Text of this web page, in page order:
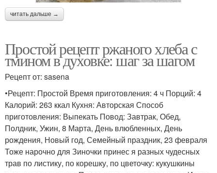
читать дальше →
Простой рецепт ржаного хлеба с
тмином в духовке: шаг за шагом
Рецепт от: sasena
•Рецепт: Простой Время приготовления: 4 ч Порций: 4
Калорий: 263 ккал Кухня: Авторская Способ
приготовления: Выпекать Повод: Завтрак, Обед,
Полдник, Ужин, 8 Марта, День влюбленных, День
рождения, Новый год, Семейный праздник, 23 февраля
Тоже нарочно для Зиночки принес я разных чудесных
трав по листику, по корешку, по цветочку: кукушкины